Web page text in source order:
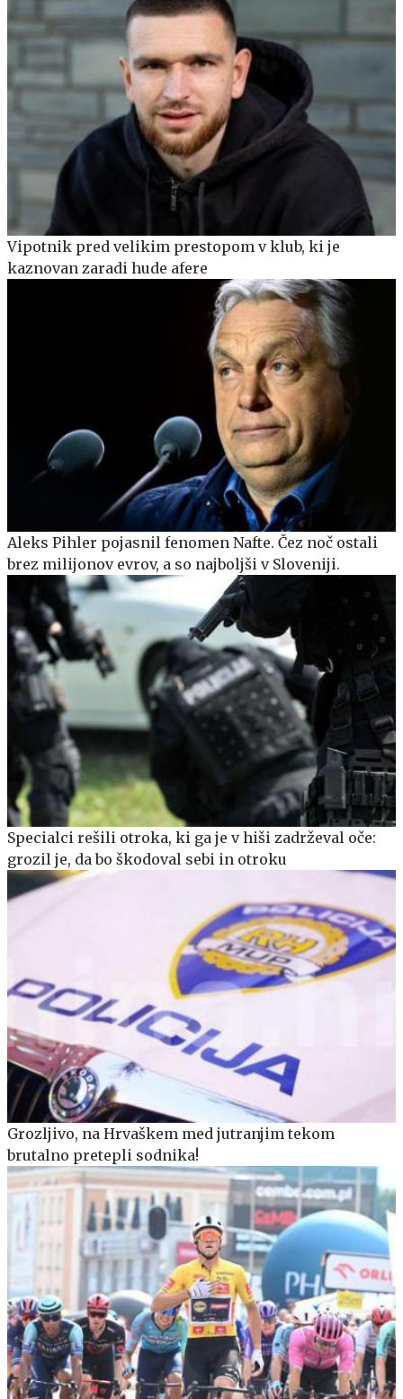
Vipotnik pred velikim prestopom v klub, ki je
kaznovan zaradi hude afere
Aleks Pihler pojasnil fenomen Nafte. Čez noč ostali
brez milijonov evrov, a so najboljši v Sloveniji.
Specialci rešili otroka, ki ga je v hiši zadrževal oče:
grozil je, da bo škodoval sebi in otroku
Grozljivo, na Hrvaškem med jutranjim tekom
brutalno pretepli sodnika!